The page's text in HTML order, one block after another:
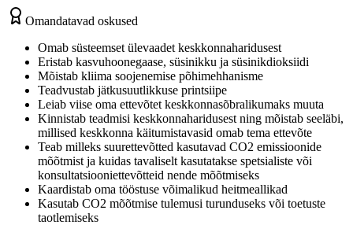
Omandatavad oskused
Omab süsteemset ülevaadet keskkonnaharidusest
Eristab kasvuhoonegaase, süsinikku ja süsinikdioksiidi
Mõistab kliima soojenemise põhimehhanisme
Teadvustab jätkusuutlikkuse printsiipe
Leiab viise oma ettevõtet keskkonnasõbralikumaks muuta
Kinnistab teadmisi keskkonnaharidusest ning mõistab seeläbi,
millised keskkonna käitumistavasid omab tema ettevõte
Teab milleks suurettevõtted kasutavad CO2 emissioonide
mõõtmist ja kuidas tavaliselt kasutatakse spetsialiste või
konsultatsiooniettevõtteid nende mõõtmiseks
Kaardistab oma tööstuse võimalikud heitmeallikad
Kasutab CO2 mõõtmise tulemusi turunduseks või toetuste
taotlemiseks